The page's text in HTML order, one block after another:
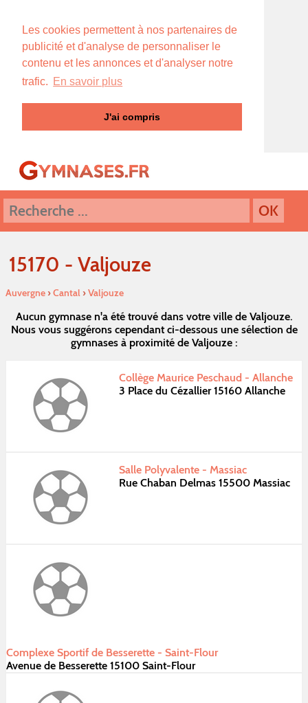
Les cookies permettent à nos partenaires de
publicité et d'analyse de personnaliser le
contenu et les annonces et d'analyser notre
trafic. En savoir plus
J'ai compris
15170 - Valjouze
Auvergne›Cantal›Valjouze
Aucun gymnase n'a été trouvé dans votre ville de Valjouze.
Nous vous suggérons cependant ci-dessous une sélection de
gymnases à proximité de Valjouze :
Collège Maurice Peschaud - Allanche
3 Place du Cézallier 15160 Allanche
Salle Polyvalente - Massiac
Rue Chaban Delmas 15500 Massiac
Complexe Sportif de Besserette - Saint-Flour
Avenue de Besserette 15100 Saint-Flour